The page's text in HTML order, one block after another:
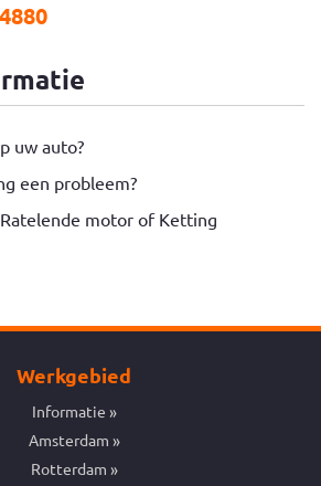
uw auto?
een probleem?
motor of Ketting
Werkgebied
Informatie
Amsterdam
Rotterdam